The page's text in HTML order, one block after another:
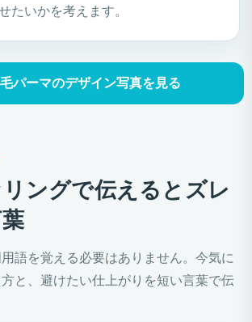
たいかを考えます。
パーマのデザイン写真を見る
ングで伝えるとズレ
語を覚える必要はありません。今気に
と、避けたい仕上がりを短い言葉で伝